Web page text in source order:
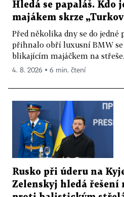
Hledá se papaláš. Kdo
majákem skrze
Před několika dny se do
přihnalo obří luxusní BMW
blikajícím majáčkem na
4. 8. 2026 ▪ 6 min. čtení
Rusko při úderu na
Zelenskyj hledá řešení